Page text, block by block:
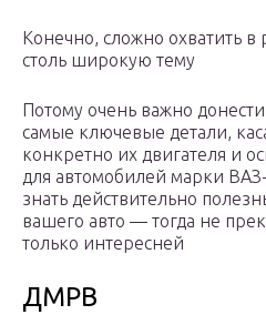
Конечно, сложно охватить в
столь широкую тему
Потому очень важно
самые ключевые детали,
конкретно их двигателя и
для автомобилей марки
знать действительно
вашего авто — тогда не
только интересней
ДМРВ